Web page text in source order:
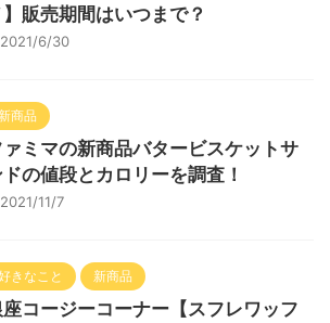
】販売期間はいつまで？
2021/6/30
新商品
ァミマの新商品バタービスケットサ
ドの値段とカロリーを調査！
2021/11/7
きなこと 新商品
コージーコーナー【スフレワッフ